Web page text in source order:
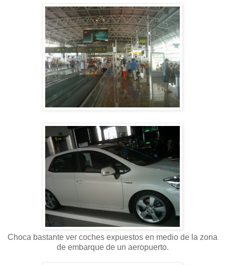
Choca bastante ver coches expuestos en medio de la zona
de embarque de un aeropuerto.